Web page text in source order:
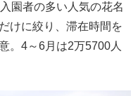
園者の多い人気の花名
けに絞り、滞在時間を
。4～6月は2万5700人